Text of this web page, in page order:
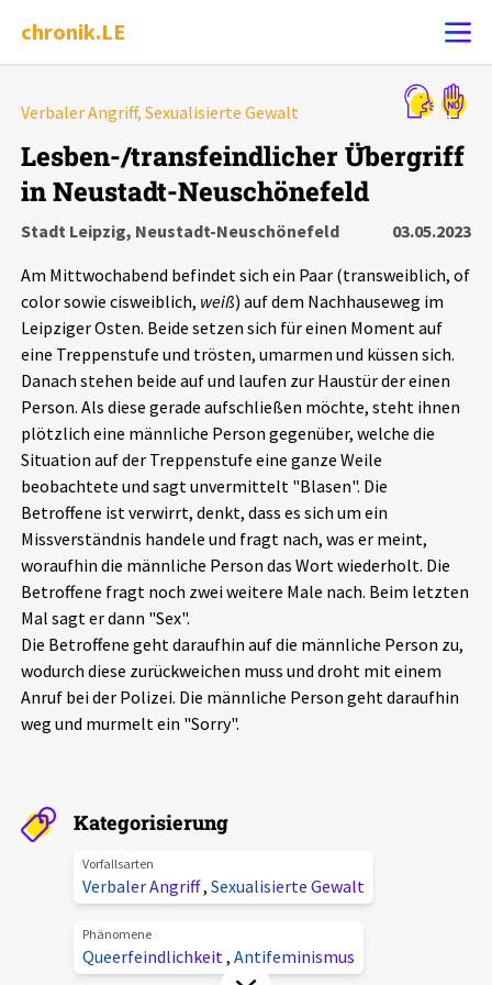
chronik.LE
Ereignis melden
Chronik
Leipziger Zustände
Schlaglichter
Phänomene
Aktuelles
Alle Beiträge
Veranstaltungen
Pressemitteilungen
Podcasts
Über uns
Projektbeschreibung
Kontakt
Unterstützer_innen
chronik.LE in der Presse
Verbaler Angriff, Sexualisierte Gewalt
Lesben-/transfeindlicher Übergriff
in Neustadt-Neuschönefeld
Stadt Leipzig, Neustadt-Neuschönefeld
03.05.2023
Am Mittwochabend befindet sich ein Paar (transweiblich, of
color sowie cisweiblich, weiß) auf dem Nachhauseweg im
Leipziger Osten. Beide setzen sich für einen Moment auf
eine Treppenstufe und trösten, umarmen und küssen sich.
Danach stehen beide auf und laufen zur Haustür der einen
Person. Als diese gerade aufschließen möchte, steht ihnen
plötzlich eine männliche Person gegenüber, welche die
Situation auf der Treppenstufe eine ganze Weile
beobachtete und sagt unvermittelt "Blasen". Die
Betroffene ist verwirrt, denkt, dass es sich um ein
Missverständnis handele und fragt nach, was er meint,
woraufhin die männliche Person das Wort wiederholt. Die
Betroffene fragt noch zwei weitere Male nach. Beim letzten
Mal sagt er dann "Sex".
Die Betroffene geht daraufhin auf die männliche Person zu,
wodurch diese zurückweichen muss und droht mit einem
Anruf bei der Polizei. Die männliche Person geht daraufhin
weg und murmelt ein "Sorry".
Kategorisierung
Vorfallsarten
Verbaler Angriff, Sexualisierte Gewalt
Phänomene
Queerfeindlichkeit, Antifeminismus
Alle Ereignisse
Ereignisse
Ereignisse Statistik